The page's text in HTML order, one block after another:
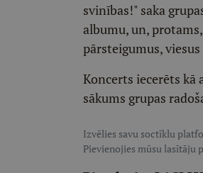
svinības!" saka
albumu, un,
pārsteigumus,
Koncerts iecerēts kā
sākums grupas
Izvēlies savu soctīklu
Pievienojies mūsu lasītāju